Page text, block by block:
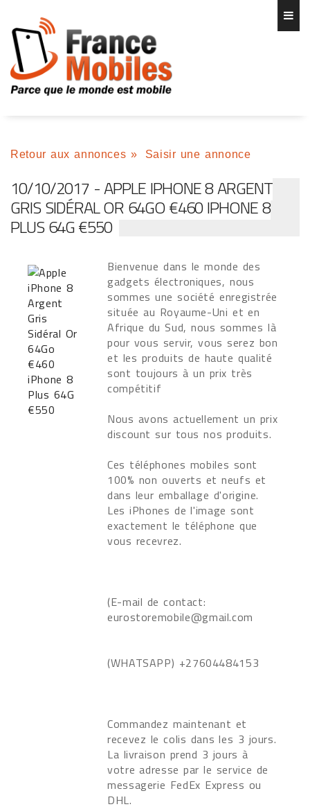
Retour aux annonces » Saisir une annonce
10/10/2017 - APPLE IPHONE 8 ARGENT
GRIS SIDÉRAL OR 64GO €460 IPHONE 8
PLUS 64G €550
Bienvenue dans le monde des
gadgets électroniques, nous
sommes une société enregistrée
située au Royaume-Uni et en
Afrique du Sud, nous sommes là
pour vous servir, vous serez bon
et les produits de haute qualité
sont toujours à un prix très
compétitif
Nous avons actuellement un prix
discount sur tous nos produits.
Ces téléphones mobiles sont
100% non ouverts et neufs et
dans leur emballage d'origine.
Les iPhones de l'image sont
exactement le téléphone que
vous recevrez.
(E-mail de contact:
eurostoremobile@gmail.com
(WHATSAPP) +27604484153
Commandez maintenant et
recevez le colis dans les 3 jours.
La livraison prend 3 jours à
votre adresse par le service de
messagerie FedEx Express ou
DHL.